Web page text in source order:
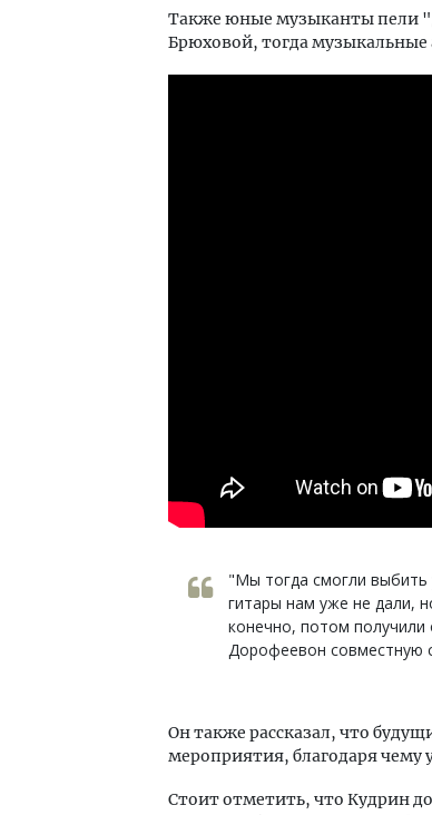
Также юные музыканты пели
Брюховой, тогда
"Мы тогда смогли выбить
гитары нам уже не дали,
конечно, потом получили
Дорофеевон совместную
Он также рассказал, что
мероприятия, благодаря чему
Стоит отметить, что Кудрин